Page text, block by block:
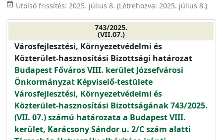
event_available Utolsó frissítés: 2025. július 8. (Létrehozva: 2025. július 8.)
743/2025.
(VII.07.)
Városfejlesztési, Környezetvédelmi és
Közterület-hasznosítási Bizottsági határozat
Budapest Főváros VIII. kerület Józsefvárosi
Önkormányzat Képviselő-testülete
Városfejlesztési, Környezetvédelmi és
Közterület-hasznosítási Bizottságának 743/2025.
(VII. 07.) számú határozata a Budapest VIII.
kerület, Karácsony Sándor u. 2/C szám alatti